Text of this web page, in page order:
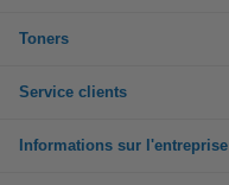
Toners
Service clients
Informations sur l'entreprise